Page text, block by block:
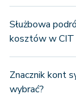
Służbowa
kosztów w CIT
Znacznik kont
wybrać?